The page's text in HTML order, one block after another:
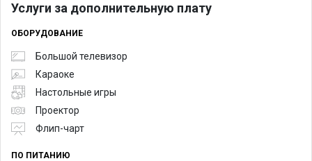
Услуги за дополнительную плату
ОБОРУДОВАНИЕ
Большой телевизор
Караоке
Настольные игры
Проектор
Флип-чарт
ПО ПИТАНИЮ